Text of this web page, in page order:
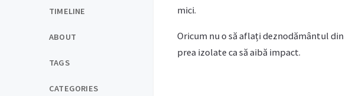
TIMELINE
ABOUT
TAGS
CATEGORIES
mici.
Oricum nu o să aflați deznodământul
prea izolate ca să aibă impact.